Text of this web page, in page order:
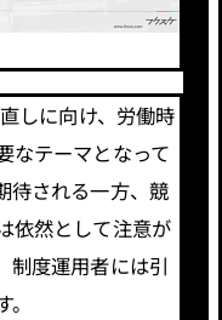
しに向け、労働時
なテーマとなって
待される一方、競
依然として注意が
制度運用者には引